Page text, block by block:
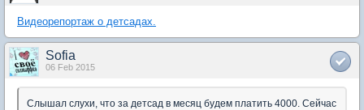
Видеорепортаж о детсадах.
Sofia
06 Feb 2015
Слышал слухи, что за детсад в месяц будем платить 4000. Сейчас